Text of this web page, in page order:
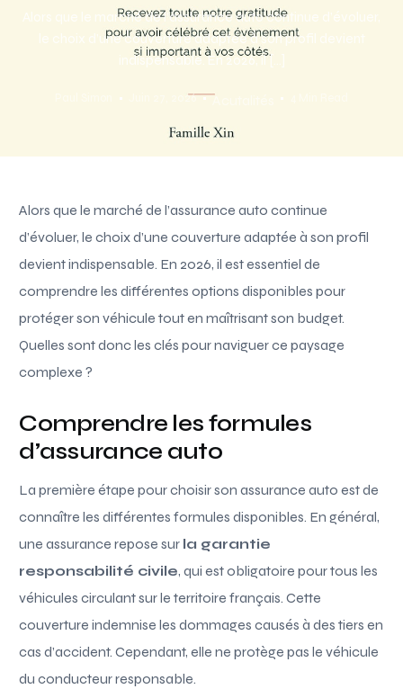
Alors que le marché de l’assurance auto continue d’évoluer,
le choix d’une couverture adaptée à son profil devient
indispensable. En 2026, il […]
Juin 27, 2026 Acutalités
Alors que le marché de l’assurance auto continue
d’évoluer, le choix d’une couverture adaptée à son profil
devient indispensable. En 2026, il est essentiel de
comprendre les différentes options disponibles pour
protéger son véhicule tout en maîtrisant son budget.
Quelles sont donc les clés pour naviguer ce paysage
complexe ?
Comprendre les formules
d’assurance auto
La première étape pour choisir son assurance auto est de
connaître les différentes formules disponibles. En général,
une assurance repose sur la garantie
responsabilité civile, qui est obligatoire pour tous les
véhicules circulant sur le territoire français. Cette
couverture indemnise les dommages causés à des tiers en
cas d’accident. Cependant, elle ne protège pas le véhicule
du conducteur responsable.